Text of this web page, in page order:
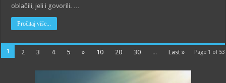
oblačili, jeli i govorili. …
Pročitaj više...
Page 1 of 53
1 2 3 4 5 » 10 20 30 ... Last »